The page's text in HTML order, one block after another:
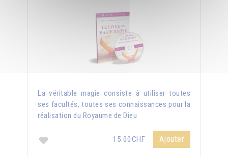
La véritable magie consiste à utiliser toutes
ses facultés, toutes ses connaissances pour la
réalisation du Royaume de Dieu
15.00CHF Ajouter